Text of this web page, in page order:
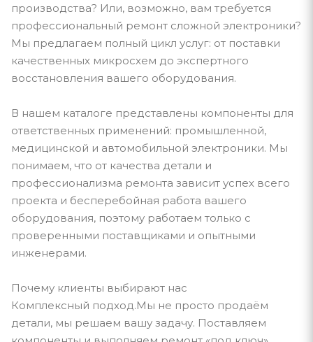
производства? Или, возможно, вам требуется
профессиональный ремонт сложной электроники?
Мы предлагаем полный цикл услуг: от поставки
качественных микросхем до экспертного
восстановления вашего оборудования.
В нашем каталоге представлены компоненты для
ответственных применений: промышленной,
медицинской и автомобильной электроники. Мы
понимаем, что от качества детали и
профессионализма ремонта зависит успех всего
проекта и бесперебойная работа вашего
оборудования, поэтому работаем только с
проверенными поставщиками и опытными
инженерами.
Почему клиенты выбирают нас
Комплексный подход.Мы не просто продаём
детали, мы решаем вашу задачу. Поставляем